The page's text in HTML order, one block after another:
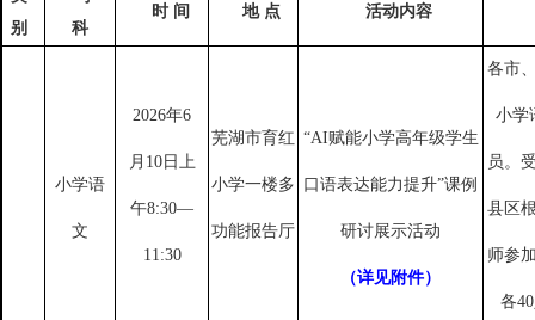
别
科
时 间 地 点 活动内容
小学语
文
2026年6
月10日上
午8:30—
11:30
芜湖市育红
小学一楼多
功能报告厅
“AI赋能小学高年级学生
口语表达能力提升”课例
研讨展示活动
（详见附件）
各市
小学
员。
县区
师参
各